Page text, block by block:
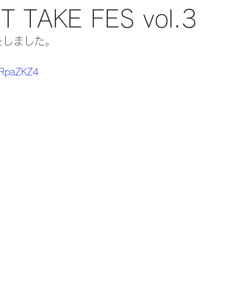
TAKE FES vol.3
ました。